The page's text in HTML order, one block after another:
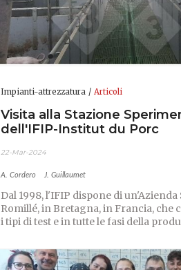
Impianti-attrezzatura Articoli
Visita alla Stazione
dell'IFIP-Institut du Porc
22-Mar-2024
A. Cordero J. Guillaumet
Dal 1998, l'IFIP dispone di
Romillé, in Bretagna, in Francia, che
i tipi di test e in tutte le fasi della